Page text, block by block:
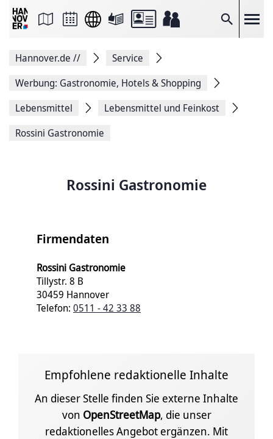
Suche
Seite
Facebook
teilen
Seitenlink
Seite
Hannover.de //
Service
Werbung: Gastronomie, Hotels & Shopping
Lebensmittel
Lebensmittel und Feinkost
Rossini Gastronomie
Rossini Gastronomie
Firmendaten
Rossini Gastronomie
Tillystr. 8 B
30459 Hannover
Telefon: 0511 - 42 33 88
Empfohlene redaktionelle Inhalte
An dieser Stelle finden Sie externe Inhalte
von OpenStreetMap, die unser
redaktionelles Angebot ergänzen. Mit